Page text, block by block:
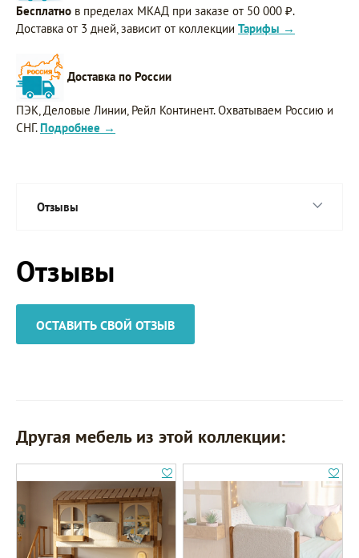
Бесплатно в пределах МКАД при заказе от 50 000 ₽.
Доставка от 3 дней, зависит от коллекции Тарифы →
Доставка по России
ПЭК, Деловые Линии, Рейл Континент. Охватываем Россию и
СНГ. Подробнее →
Отзывы
Отзывы
ОСТАВИТЬ СВОЙ ОТЗЫВ
Другая мебель из этой коллекции: